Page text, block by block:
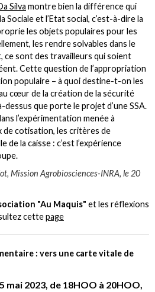
Silva montre bien la différence qui
Sociale et l’Etat social, c’est-à-dire la
les objets populaires pour les
les rendre solvables dans le
ce sont des travailleurs qui soient
Cette question de l’appropriation
populaire – à quoi destine-t-on les
cœur de la création de la sécurité
dessus que porte le projet d’une SSA.
l’expérimentation menée à
de cotisation, les critères de
la caisse : c’est l’expérience
Mission Agrobiosciences-INRA, le 20
"Au Maquis" et les réflexions
cettepage
: vers une carte vitale de
mai 2023, de 18HOO à 20HOO,